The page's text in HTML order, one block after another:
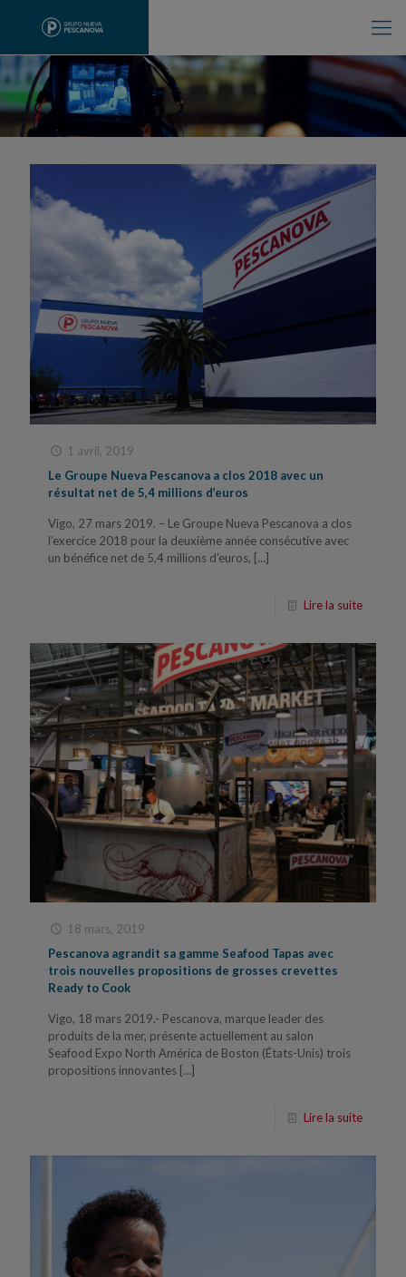
1 avril, 2019
Le Groupe Nueva Pescanova a clos 2018 avec un
résultat net de 5,4 millions d’euros
Vigo, 27 mars 2019. – Le Groupe Nueva Pescanova a clos
l’exercice 2018 pour la deuxième année consécutive avec
un bénéfice net de 5,4 millions d’euros, […]
Lire la suite
18 mars, 2019
Pescanova agrandit sa gamme Seafood Tapas avec
trois nouvelles propositions de grosses crevettes
Ready to Cook
Vigo, 18 mars 2019.- Pescanova, marque leader des
produits de la mer, présente actuellement au salon
Seafood Expo North América de Boston (États-Unis) trois
propositions innovantes […]
Lire la suite